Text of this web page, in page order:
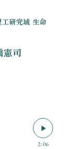
研究域 生命
憲司
2:06